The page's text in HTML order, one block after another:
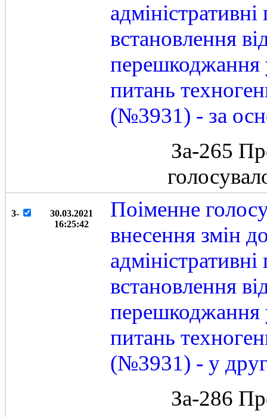
встановлення
перешкоджання
питань
(№3931) - за
За-265
3-
30.03.2021
16:25:42
Поіменне
внесення змін
встановлення
перешкоджання
питань
(№3931) - у
За-286